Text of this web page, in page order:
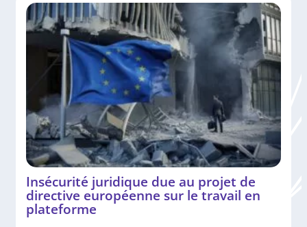
Insécurité juridique due au projet de
directive européenne sur le travail en
plateforme